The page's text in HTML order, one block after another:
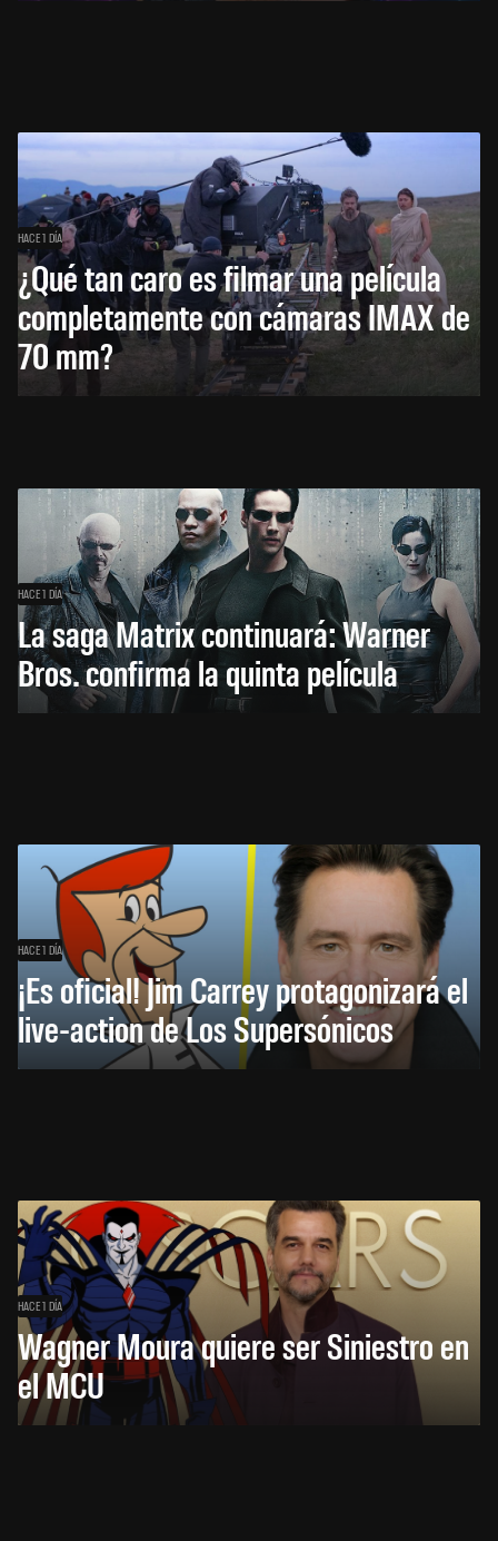
HACE 1 DÍA
¿Qué tan caro es filmar una película
completamente con cámaras IMAX de
70 mm?
HACE 1 DÍA
La saga Matrix continuará: Warner
Bros. confirma la quinta película
HACE 1 DÍA
¡Es oficial! Jim Carrey protagonizará el
live-action de Los Supersónicos
HACE 1 DÍA
Wagner Moura quiere ser Siniestro en
el MCU